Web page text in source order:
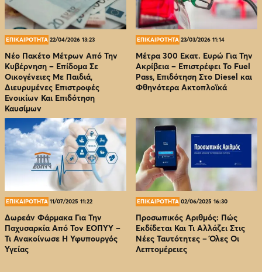
ΕΠΙΚΑΙΡΟΤΗΤΑ 22/04/2026 13:23
Νέο Πακέτο Μέτρων Από Την
Κυβέρνηση – Επίδομα Σε
Οικογένειες Με Παιδιά,
Διευρυμένες Επιστροφές
Ενοικίων Και Επιδότηση
Καυσίμων
ΕΠΙΚΑΙΡΟΤΗΤΑ 23/03/2026 11:14
Μέτρα 300 Εκατ. Ευρώ Για Την
Ακρίβεια – Επιστρέφει Το Fuel
Pass, Επιδότηση Στο Diesel και
Φθηνότερα Ακτοπλοϊκά
ΕΠΙΚΑΙΡΟΤΗΤΑ 11/07/2025 11:22
Δωρεάν Φάρμακα Για Την
Παχυσαρκία Από Τον EOΠΥΥ –
Τι Ανακοίνωσε Η Υφυπουργός
Υγείας
ΕΠΙΚΑΙΡΟΤΗΤΑ 02/06/2025 16:30
Προσωπικός Αριθμός: Πώς
Εκδίδεται Και Τι Αλλάζει Στις
Νέες Ταυτότητες – Όλες Οι
Λεπτομέρειες